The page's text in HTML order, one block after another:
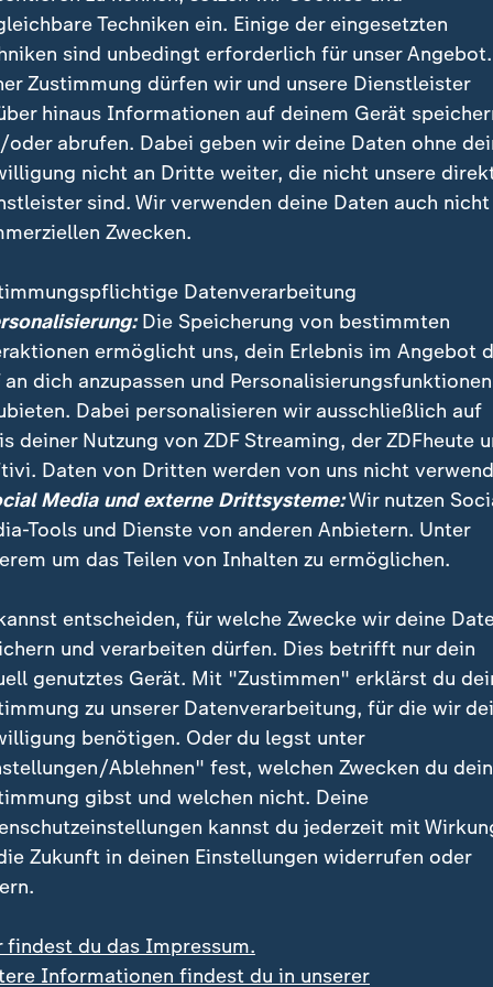
Curacao steht die deutsche Nationalmannschaft vor
die Elfenbeinküste. ZDF-Sportreporterin Lili Engels
vonReal Madrid auch auf der Pressekonferenz in
sagte er über Verteidiger Nico Schlotterbeck,
Jonathan Tah nannte er den "neuen
was dar. Allein von der Physis her, das kann
Stürmer wäre und gegen Jona
wäre das schon hart.
Buhmann Rüdiger? "Ist für
Brown sei "ein ruhiger Zeitgenosse, aber auf
muss ich nicht viel sagen". Gesagt wird dafür viel
wo er oft kübelweise Hass erfährt.
Techniken ein. Einige der eingesetzten
sind unbedingt erforderlich für unser
Zustimmung dürfen wir und unsere Dienstleister
hinaus Informationen auf deinem Gerät
oder abrufen. Dabei geben wir deine Daten ohne
nicht an Dritte weiter, die nicht unsere
sind. Wir verwenden deine Daten auch nicht
Zwecken.
Datenverarbeitung
Die Speicherung von bestimmten
ermöglicht uns, dein Erlebnis im Angebot
an dich anzupassen und Personalisierungsfunktionen
Dabei personalisieren wir ausschließlich auf
deiner Nutzung von ZDF Streaming, der ZDFheute
Daten von Dritten werden von uns nicht
Media und externe Drittsysteme:Wir nutzen
Tools und Dienste von anderen Anbietern. Unter
um das Teilen von Inhalten zu ermöglichen.
entscheiden, für welche Zwecke wir deine
und verarbeiten dürfen. Dies betrifft nur dein
genutztes Gerät. Mit "Zustimmen" erklärst du
zu unserer Datenverarbeitung, für die wir
benötigen. Oder du legst unter
Ablehnen" fest, welchen Zwecken du
gibst und welchen nicht. Deine
kannst du jederzeit mit
Zukunft in deinen Einstellungen widerrufen oder
findest du das Impressum.
Informationen findest du in unserer